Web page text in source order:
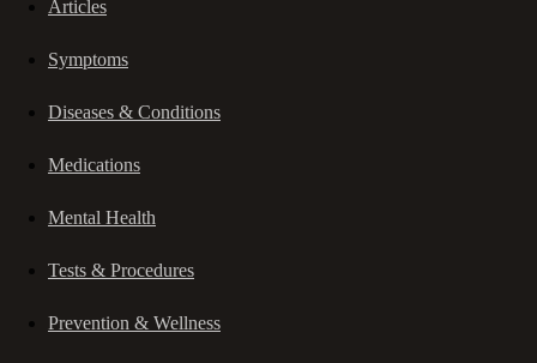
Articles
Symptoms
Diseases & Conditions
Medications
Mental Health
Tests & Procedures
Prevention & Wellness